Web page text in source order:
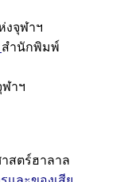
งจุฬาฯ
สำนักพิมพ์
าฯ
สตร์ฮาลาล